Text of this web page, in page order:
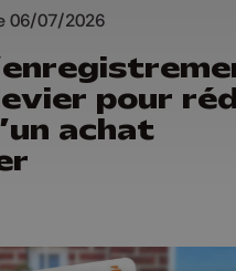
06/07/2026
pour
achat